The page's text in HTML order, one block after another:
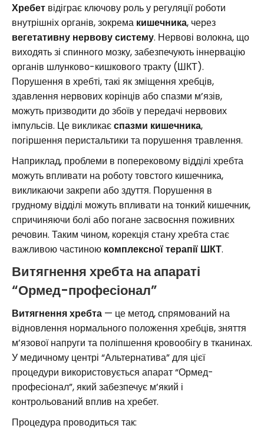
Хребет відіграє ключову роль у регуляції роботи
внутрішніх органів, зокрема кишечника, через
вегетативну нервову систему. Нервові волокна, що
виходять зі спинного мозку, забезпечують іннервацію
органів шлунково-кишкового тракту (ШКТ).
Порушення в хребті, такі як зміщення хребців,
здавлення нервових корінців або спазми м’язів,
можуть призводити до збоїв у передачі нервових
імпульсів. Це викликаєспазми кишечника,
погіршення перистальтики та порушення травлення.
Наприклад, проблеми в поперековому відділі хребта
можуть впливати на роботу товстого кишечника,
викликаючи закрепи або здуття. Порушення в
грудному відділі можуть впливати на тонкий кишечник,
спричиняючи болі або погане засвоєння поживних
речовин. Таким чином, корекція стану хребта стає
важливою частиною комплексної терапії ШКТ.
Витягнення хребта на апараті
“Ормед-професіонал”
Витягнення хребта — це метод, спрямований на
відновлення нормального положення хребців, зняття
м’язової напруги та поліпшення кровообігу в тканинах.
У медичному центрі “Альтернатива” для цієї
процедури використовується апарат “Ормед-
професіонал”, який забезпечує м’який і
контрольований вплив на хребет.
Процедура проводиться так: